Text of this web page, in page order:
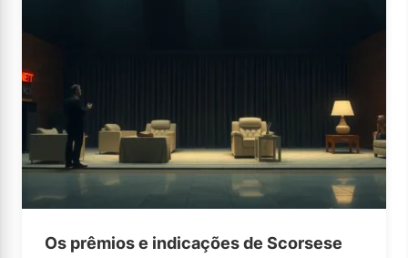
Os prêmios e indicações de Scorsese